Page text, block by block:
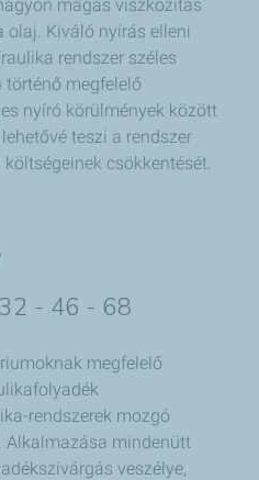
magas viszkozitás
olaj. Kiváló nyírás elleni
rendszer széles
megfelelő
nyíró körülmények között
teszi a rendszer
csökkentését.
- 46 - 68
megfelelő
rendszerek mozgó
Alkalmazása mindenütt
veszélye,